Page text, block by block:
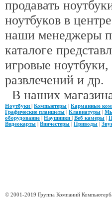
продавать
ноутбуков в
наши менеджеры
каталоге
игровые
развлечений и др.
В наших
Ноутбуки | Компьютеры | Карманные
Графические планшеты | Клавиатуры |
оборудование | Наушники | Веб камеры |
Видеокарты | Винчестеры | Приводы |
© 2001-2019 Группа Компаний